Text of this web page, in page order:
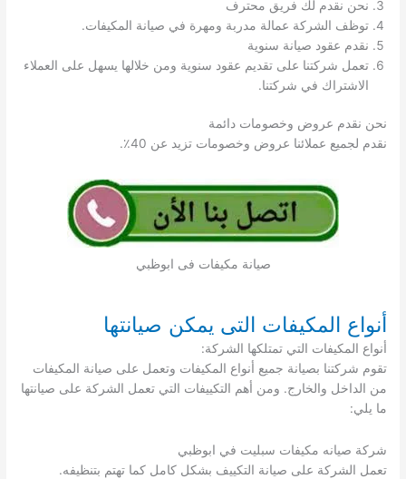
نحن نقدم لك فريق محترف
توظف الشركة عمالة مدربة ومهرة في صيانة المكيفات.
نقدم عقود صيانة سنوية
تعمل شركتنا على تقديم عقود سنوية ومن خلالها يسهل على العملاء
الاشتراك في شركتنا.
نحن نقدم عروض وخصومات دائمة
نقدم لجميع عملائنا عروض وخصومات تزيد عن 40٪.
صيانة مكيفات فى ابوظبي
أنواع المكيفات التى يمكن صيانتها
أنواع المكيفات التي تمتلكها الشركة:
تقوم شركتنا بصيانة جميع أنواع المكيفات وتعمل على صيانة المكيفات
من الداخل والخارج. ومن أهم التكييفات التي تعمل الشركة على صيانتها
ما يلي:
شركة صيانه مكيفات سبليت في ابوظبي
تعمل الشركة على صيانة التكييف بشكل كامل كما تهتم بتنظيفه.